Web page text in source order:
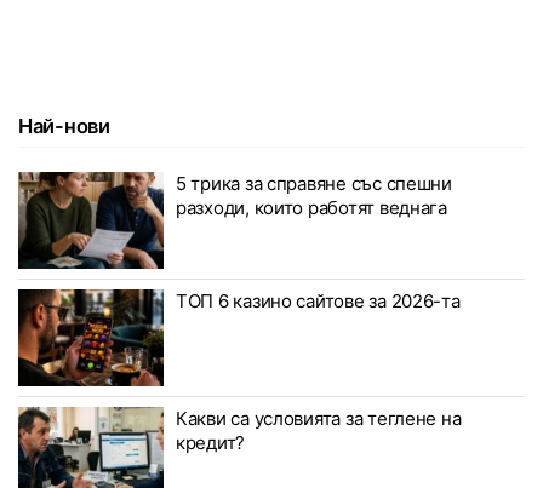
Най-нови
5 трика за справяне със спешни
разходи, които работят веднага
ТОП 6 казино сайтове за 2026-та
Какви са условията за теглене на
кредит?